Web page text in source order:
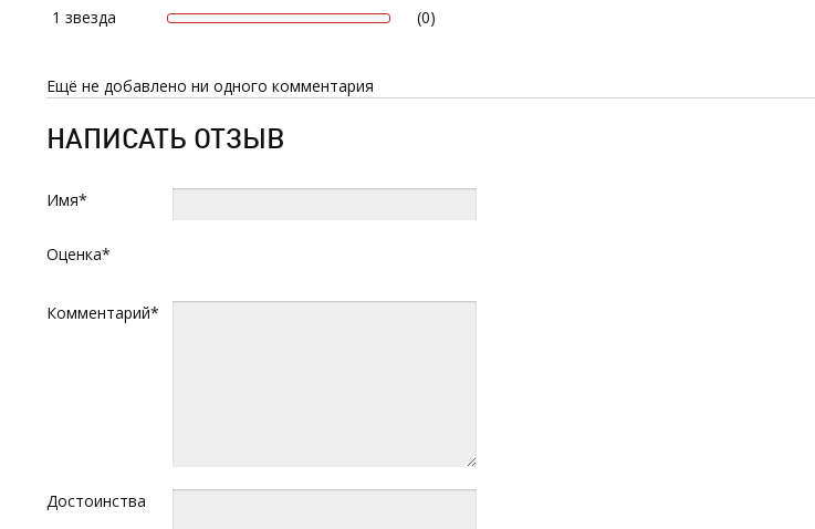
1 звезда
(0)
Ещё не добавлено ни одного комментария
НАПИСАТЬ ОТЗЫВ
Имя*
Оценка*
Комментарий*
Достоинства